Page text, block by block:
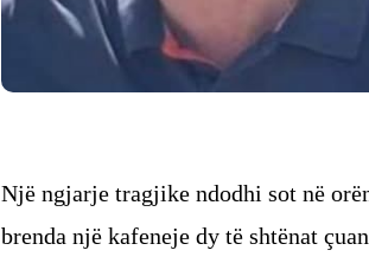
Një ngjarje tragjike ndodhi sot në
brenda një kafeneje dy të shtënat